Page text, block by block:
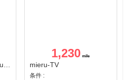
Tile Triple Match: 3D puzzle
1,230
mieru-TV
条件 :